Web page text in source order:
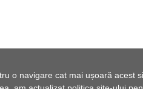
o navigare cat mai ușoară acest